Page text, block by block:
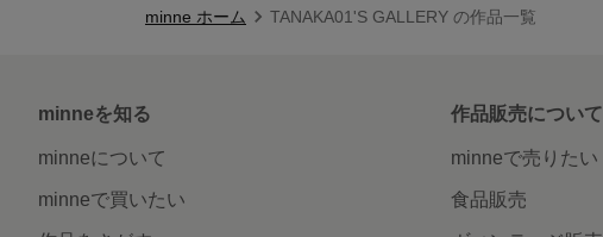
minne ホーム TANAKA01'S GALLERY の作品一覧
minneを知る
minneについて
minneで買いたい
作品販売について
minneで売りたい
食品販売